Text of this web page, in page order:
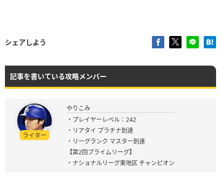
シェアしよう
記事を書いている攻略メンバー
ライター
やりこみ
・プレイヤーレベル：242
・リアタイ プラチナ到達
・リーグランク マスター到達
【第2回プライムリーグ】
・ナショナルリーグ東地区 チャンピオン